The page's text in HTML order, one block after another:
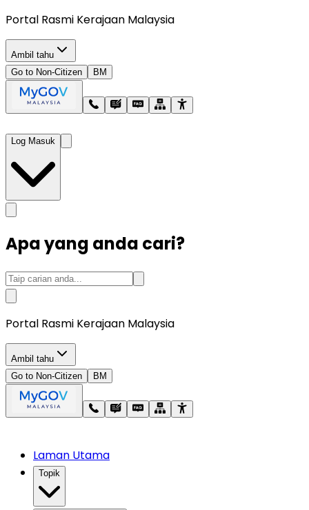
Portal Rasmi Kerajaan Malaysia
Ambil tahu
Go to Non-Citizen
BM
Log Masuk
Apa yang anda cari?
Portal Rasmi Kerajaan Malaysia
Ambil tahu
Go to Non-Citizen
BM
Laman Utama
Topik